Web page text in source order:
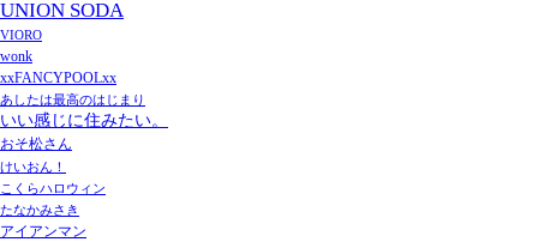
UNION SODA
VIORO
wonk
xxFANCYPOOLxx
あしたは最高のはじまり
いい感じに住みたい。
おそ松さん
けいおん！
こくらハロウィン
たなかみさき
アイアンマン